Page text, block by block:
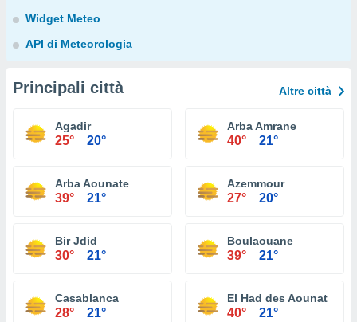
Widget Meteo
API di Meteorologia
Principali città Altre città
Agadir
25° 20°
Arba Amrane
40° 21°
Arba Aounate
39° 21°
Azemmour
27° 20°
Bir Jdid
30° 21°
Boulaouane
39° 21°
Casablanca
28° 21°
El Had des Aounat
40° 21°